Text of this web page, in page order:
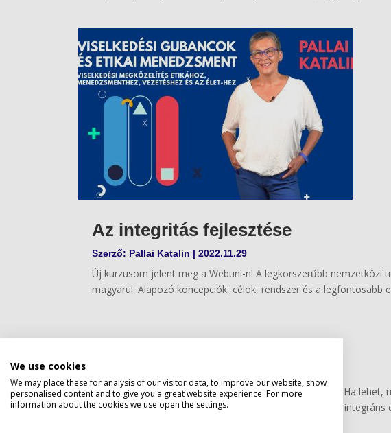
Az integritás fejlesztése
Szerző: Pallai Katalin |2022.11.29
Új kurzusom jelent meg a Webuni-n! A legkorszerűbb
magyarul. Alapozó koncepciók, célok, rendszer és a legfontosabb
Mi is az integritás? Amikor az elveim szerint cselekszem. Ha
félórás, nyúlfarknyi bevezetést az etikai mérlegelésbe és integráns
We use cookies
We may place these for analysis of our visitor data, to improve our website, show
personalised content and to give you a great website experience. For more
information about the cookies we use open the settings.